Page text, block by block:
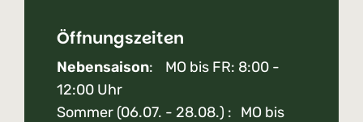
Öffnungszeiten
Nebensaison: MO bis FR: 8:00 -
12:00 Uhr
Sommer (06.07. - 28.08.) : MO bis